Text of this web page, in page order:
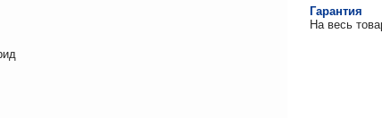
Гарантия
На весь